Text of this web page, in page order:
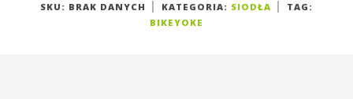
SKU: BRAK DANYCH KATEGORIA: SIODŁA
TAG:
BIKEYOKE